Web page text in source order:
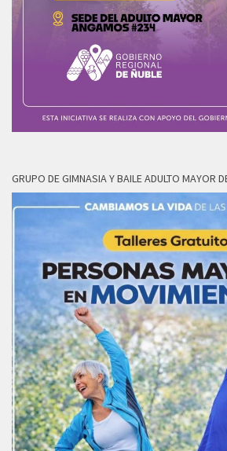
GRUPO DE GIMNASIA Y BAILE ADULTO MAYOR